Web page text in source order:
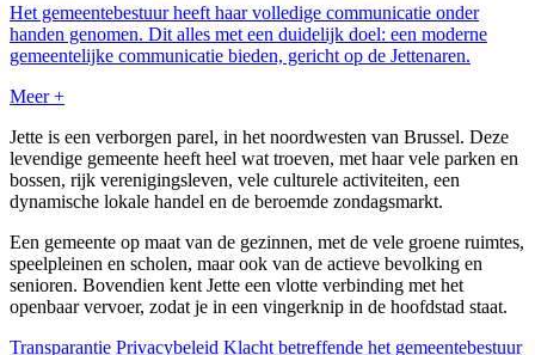
Het gemeentebestuur heeft haar volledige communicatie onder
handen genomen. Dit alles met een duidelijk doel: een moderne
gemeentelijke communicatie bieden, gericht op de Jettenaren.
Meer +
Jette is een verborgen parel, in het noordwesten van Brussel. Deze
levendige gemeente heeft heel wat troeven, met haar vele parken en
bossen, rijk verenigingsleven, vele culturele activiteiten, een
dynamische lokale handel en de beroemde zondagsmarkt.
Een gemeente op maat van de gezinnen, met de vele groene ruimtes,
speelpleinen en scholen, maar ook van de actieve bevolking en
senioren. Bovendien kent Jette een vlotte verbinding met het
openbaar vervoer, zodat je in een vingerknip in de hoofdstad staat.
Transparantie Privacybeleid Klacht betreffende het gemeentebestuur